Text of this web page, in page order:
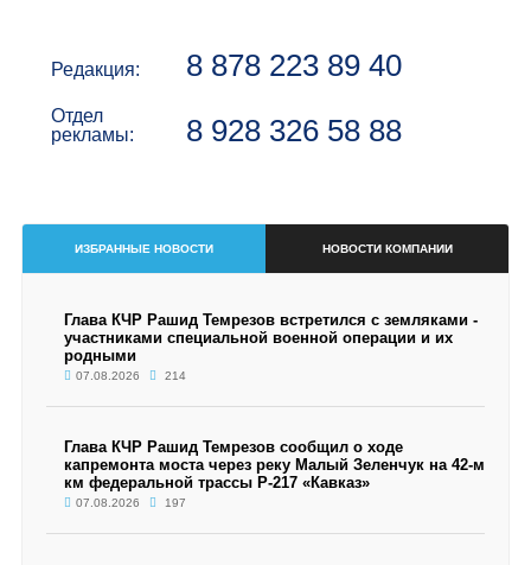
Редакция: 8 878 223 89 40
Отдел
рекламы:
8 928 326 58 88
ИЗБРАННЫЕ НОВОСТИ НОВОСТИ КОМПАНИИ
Глава КЧР Рашид Темрезов встретился с земляками -
участниками специальной военной операции и их
родными
07.08.2026 214
Глава КЧР Рашид Темрезов сообщил о ходе
капремонта моста через реку Малый Зеленчук на 42-м
км федеральной трассы Р-217 «Кавказ»
07.08.2026 197